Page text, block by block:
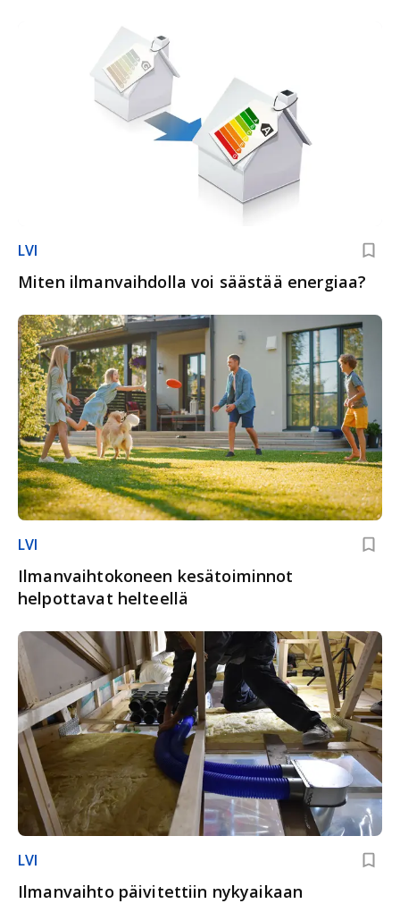
LVI
Miten ilmanvaihdolla voi säästää energiaa?
LVI
Ilmanvaihtokoneen kesätoiminnot
helpottavat helteellä
LVI
Ilmanvaihto päivitettiin nykyaikaan